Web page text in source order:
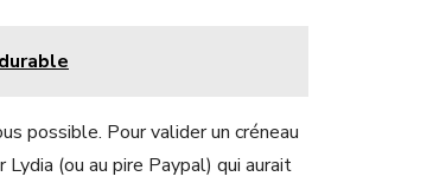
possible. Pour valider un créneau
(ou au pire Paypal) qui aurait